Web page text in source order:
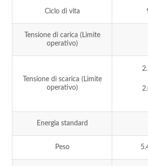
Ciclo di vita
Tensione di carica (Limite
operativo)
Tensione di scarica (Limite
operativo)
Energia standard
Peso